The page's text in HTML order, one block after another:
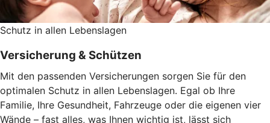
Schutz in allen Lebenslagen
Versicherung & Schützen
Mit den passenden Versicherungen sorgen Sie für den
optimalen Schutz in allen Lebenslagen. Egal ob Ihre
Familie, Ihre Gesundheit, Fahrzeuge oder die eigenen vier
Wände – fast alles, was Ihnen wichtig ist, lässt sich